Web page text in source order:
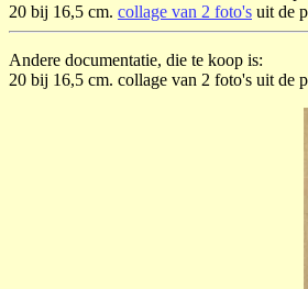
20 bij 16,5 cm. collage van 2 foto's uit de
Andere documentatie, die te koop is:
20 bij 16,5 cm. collage van 2 foto's uit de